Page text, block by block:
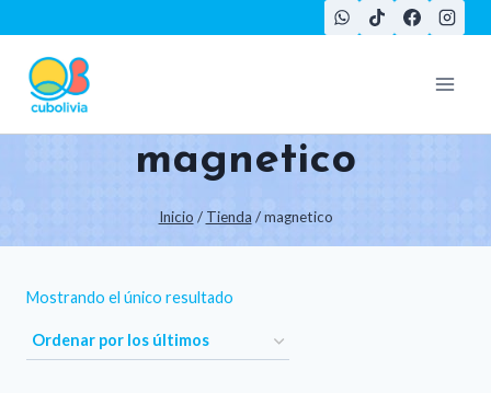
contenido
magnetico
Inicio / Tienda / magnetico
Mostrando el único resultado